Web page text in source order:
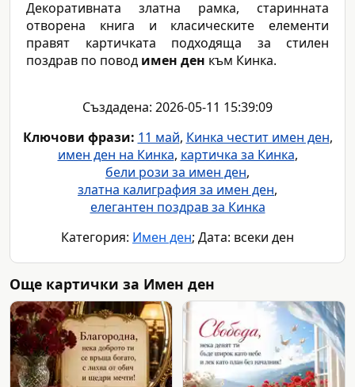
Декоративната златна рамка, старинната
отворена книга и класическите елементи
правят картичката подходяща за стилен
поздрав по повод имен ден към Кинка.
Създадена: 2026-05-11 15:39:09
Ключови фрази: 11 май, Кинка честит имен ден,
имен ден на Кинка, картичка за Кинка,
бели рози за имен ден,
златна калиграфия за имен ден,
елегантен поздрав за Кинка
Категория: Имен ден; Дата: всеки ден
Още картички за Имен ден